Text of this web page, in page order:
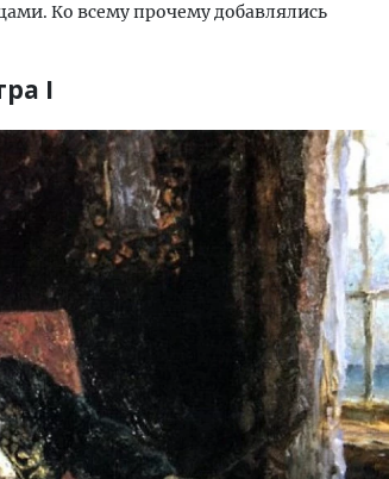
Ко всему прочему добавлялись
I